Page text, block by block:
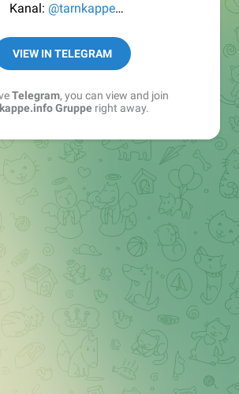
Kanal: @tarnkappe
of:@bestoftarnkappe
t.me/+WSW5F1VcmhliMjk6
VIEW IN TELEGRAM
Telegram, you can view and join
Grupperight away.